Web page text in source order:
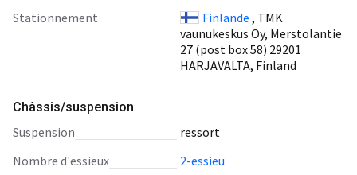
Stationnement
Finlande , TMK
vaunukeskus Oy, Merstolantie
27 (post box 58) 29201
HARJAVALTA, Finland
Châssis/suspension
suspension
ressort
nombre d'essieux
2-essieu